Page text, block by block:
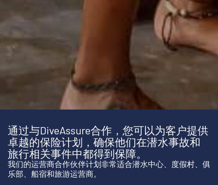
通过与DiveAssure合作，您可以为客户提供
卓越的保险计划，确保他们在潜水事故和
旅行相关事件中都得到保障。
我们的运营商合作伙伴计划非常适合潜水中心、度假村、俱
乐部、船宿和旅游运营商。